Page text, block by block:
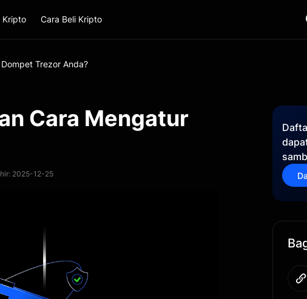
Kripto Cara Beli Kripto
Trezor Anda?
Cara Mengatur
2025-12-25